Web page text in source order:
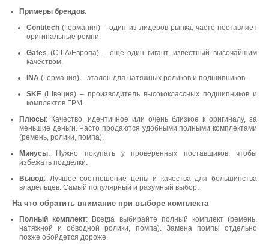
Примеры брендов:
Contitech (Германия) – один из лидеров рынка, часто поставляет
оригинальные ремни.
Gates (США/Европа) – еще один гигант, известный высочайшим
качеством.
INA (Германия) – эталон для натяжных роликов и подшипников.
SKF (Швеция) – производитель высококлассных подшипников и
комплектов ГРМ.
Плюсы: Качество, идентичное или очень близкое к оригиналу, за
меньшие деньги. Часто продаются удобными полными комплектами
(ремень, ролики, помпа).
Минусы: Нужно покупать у проверенных поставщиков, чтобы
избежать подделки.
Вывод: Лучшее соотношение цены и качества для большинства
владельцев. Самый популярный и разумный выбор.
На что обратить внимание при выборе комплекта
Полный комплект: Всегда выбирайте полный комплект (ремень,
натяжной и обводной ролики, помпа). Замена помпы отдельно
позже обойдется дороже.